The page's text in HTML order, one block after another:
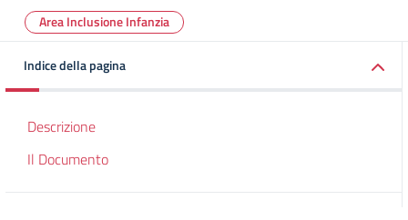
Area Inclusione Infanzia
Indice della pagina
Descrizione
Il Documento